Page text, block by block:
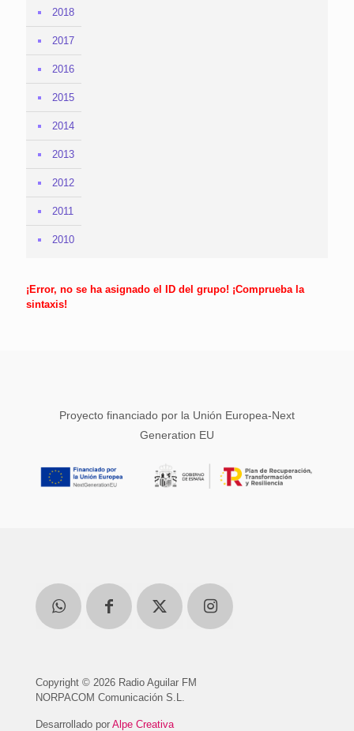
2018
2017
2016
2015
2014
2013
2012
2011
2010
¡Error, no se ha asignado el ID del grupo! ¡Comprueba la
sintaxis!
Proyecto financiado por la Unión Europea-Next
Generation EU
Copyright © 2026 Radio Aguilar FM
NORPACOM Comunicación S.L.
Desarrollado por Alpe Creativa